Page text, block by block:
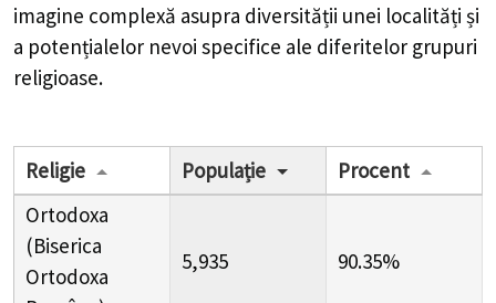
imagine complexă asupra diversității unei localități și
a potențialelor nevoi specifice ale diferitelor grupuri
religioase.
Religie Populație
Procent
Ortodoxa
(Biserica
Ortodoxa
5,935 90.35%